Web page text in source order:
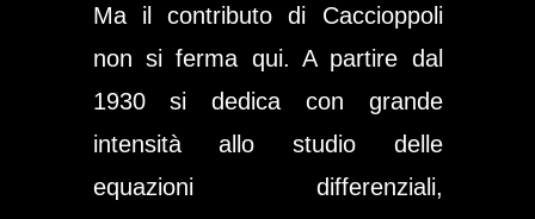
Ma il contributo di Caccioppoli
non si ferma qui. A partire dal
1930 si dedica con grande
intensità allo studio delle
equazioni differenziali,